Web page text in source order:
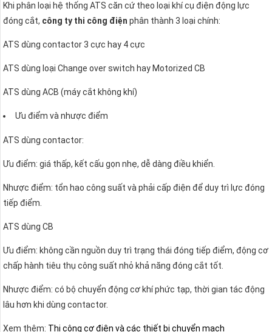
Khi phân loại hệ thống ATS căn cứ theo loại khí cụ điện động lực
đóng cắt, công ty thi công điện phân thành 3 loại chính:
ATS dùng contactor 3 cực hay 4 cực
ATS dùng loại Change over switch hay Motorized CB
ATS dùng ACB (máy cắt không khí)
Ưu điểm và nhược điểm
ATS dùng contactor:
Ưu điểm: giá thấp, kết cấu gọn nhẹ, dễ dàng điều khiển.
Nhược điểm: tổn hao công suất và phải cấp điện để duy trì lực đóng
tiếp điểm.
ATS dùng CB
Ưu điểm: không cần nguồn duy trì trạng thái đóng tiếp điểm, động cơ
chấp hành tiêu thụ công suất nhỏ khả năng đóng cắt tốt.
Nhược điểm: có bộ chuyển động cơ khí phức tạp, thời gian tác động
lâu hơn khi dùng contactor.
Xem thêm: Thi công cơ điện và các thiết bị chuyển mạch